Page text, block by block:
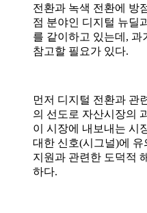
전환과 녹색 전환에 방
점 분야인 디지털 뉴딜
를 같이하고 있는데 , 과
참고할 필요가 있다.
먼저 디지털 전환과 관
의 선도로 자산시장의
이 시장에 내보내는 시
대한 신호(시그널)에 유
지원과 관련한 도덕적
하다.